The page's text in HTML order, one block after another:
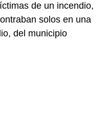
de un incendio,
solos en una
del municipio